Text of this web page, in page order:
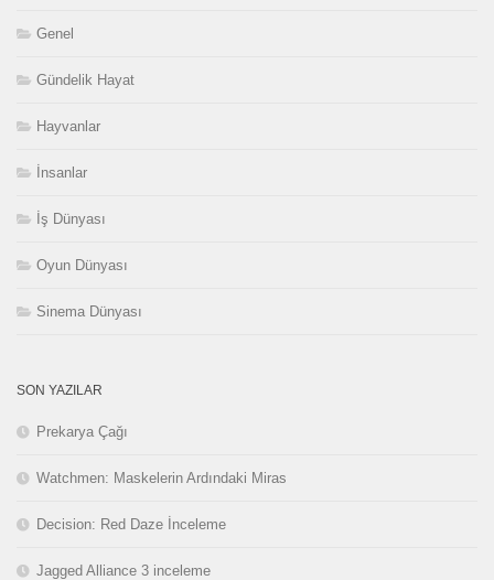
Genel
Gündelik Hayat
Hayvanlar
İnsanlar
İş Dünyası
Oyun Dünyası
Sinema Dünyası
SON YAZILAR
Prekarya Çağı
Watchmen: Maskelerin Ardındaki Miras
Decision: Red Daze İnceleme
Jagged Alliance 3 inceleme